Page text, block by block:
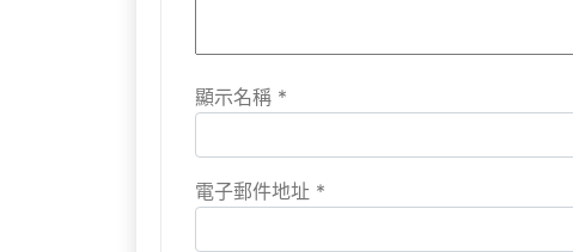
顯示名稱 *
電子郵件地址 *